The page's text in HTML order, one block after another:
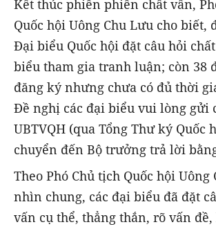
Kết thúc phiên phiên chất vấn,
Quốc hội Uông Chu Lưu cho biết,
Đại biểu Quốc hội đặt câu hỏi
biểu tham gia tranh luận; còn 38
đăng ký nhưng chưa có đủ thời
Đề nghị các đại biểu vui lòng gửi
UBTVQH (qua Tổng Thư ký Quốc
chuyển đến Bộ trưởng trả lời
Theo Phó Chủ tịch Quốc hội Uông
nhìn chung, các đại biểu đã đặt
vấn cụ thể, thẳng thắn, rõ vấn